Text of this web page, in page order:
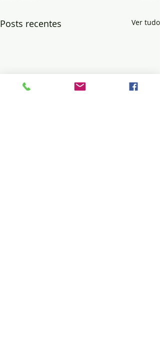
Posts recentes Ver tudo